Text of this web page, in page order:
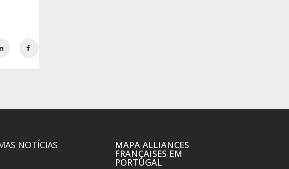
NOTÍCIAS MAPA ALLIANCES
FRANÇAISES EM
PORTUGAL